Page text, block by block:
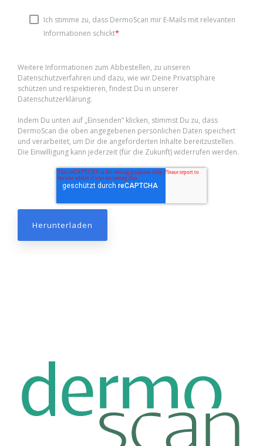
Ich stimme zu, dass DermoScan mir E-Mails mit relevanten
Informationen schickt*
Weitere Informationen zum Abbestellen, zu unseren
Datenschutzverfahren und dazu, wie wir Deine Privatsphäre
schützen und respektieren, findest Du in unserer
Datenschutzerklärung.
Indem Du unten auf „Einsenden“ klicken, stimmst Du zu, dass
DermoScan die oben angegebenen persönlichen Daten speichert
und verarbeitet, um Dir die angeforderten Inhalte bereitzustellen.
Die Einwilligung kann jederzeit (für die Zukunft) widerrufen werden.